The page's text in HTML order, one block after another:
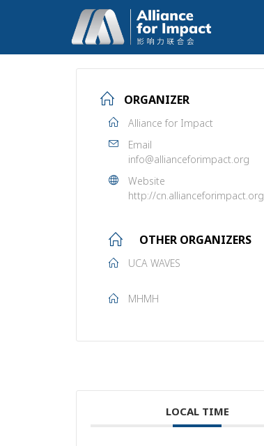
ORGANIZER
Alliance for Impact
Email
info@allianceforimpact.org
Website
http://cn.allianceforimpact.org
OTHER ORGANIZERS
UCA WAVES
MHMH
LOCAL TIME